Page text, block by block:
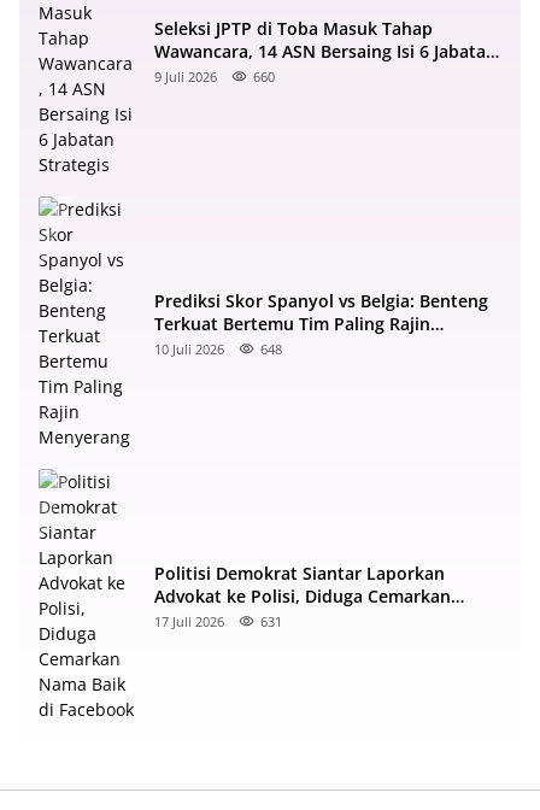
Seleksi JPTP di Toba Masuk Tahap
Wawancara, 14 ASN Bersaing Isi 6 Jabatan
Strategis
9 Juli 2026 660
Prediksi Skor Spanyol vs Belgia: Benteng
Terkuat Bertemu Tim Paling Rajin
Menyerang
10 Juli 2026 648
Politisi Demokrat Siantar Laporkan
Advokat ke Polisi, Diduga Cemarkan
Nama Baik di Facebook
17 Juli 2026 631